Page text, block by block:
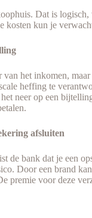
Dat is
kun je
van het inkomen,
heffing te
neer op een
afsluiten
de bank dat je een
Door een brand
premie voor deze